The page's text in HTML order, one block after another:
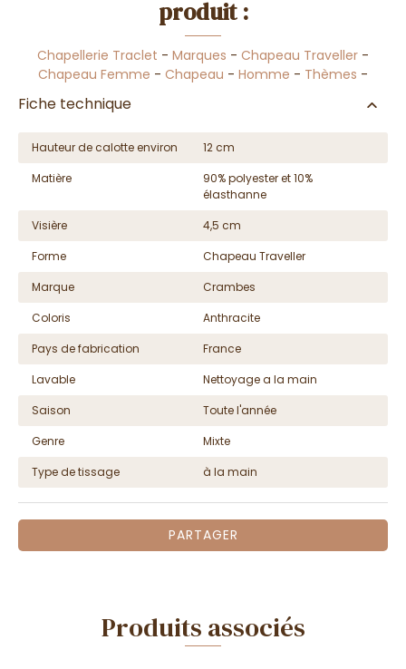
produit :
Chapellerie Traclet - Marques - Chapeau Traveller -
Chapeau Femme - Chapeau - Homme - Thèmes -
Fiche technique
Hauteur de calotte environ
12 cm
Matière
90% polyester et 10%
élasthanne
Visière
4,5 cm
Forme
Chapeau Traveller
Marque
Crambes
Coloris
Anthracite
Pays de fabrication
France
Lavable
Nettoyage a la main
Saison
Toute l'année
Genre
Mixte
Type de tissage
à la main
PARTAGER
Produits associés